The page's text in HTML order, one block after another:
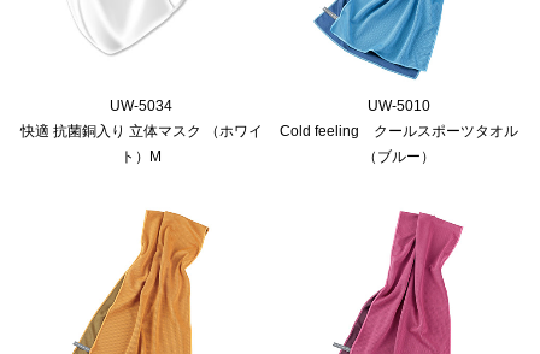
UW-5034
快適 抗菌銅入り 立体マスク （ホワイ
ト）M
UW-5010
Cold feeling クールスポーツタオル
（ブルー）